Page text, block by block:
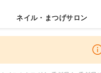
ネイル・まつげサロン